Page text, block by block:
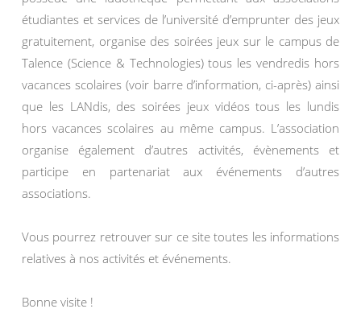
étudiantes et services de l’université d’emprunter des jeux
gratuitement, organise des soirées jeux sur le campus de
Talence (Science & Technologies) tous les vendredis hors
vacances scolaires (voir barre d’information, ci-après) ainsi
que les LANdis, des soirées jeux vidéos tous les lundis
hors vacances scolaires au même campus. L’association
organise également d’autres activités, évènements et
participe en partenariat aux événements d’autres
associations.
Vous pourrez retrouver sur ce site toutes les informations
relatives à nos activités et événements.
Bonne visite !